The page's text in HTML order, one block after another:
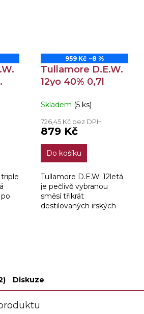
959 Kč –8 %
Tullamore D.E.W.
12yo 40% 0,7l
Skladem (5 ks)
726,45 Kč bez DPH
879 Kč
Do košíku
Tullamore D.E.W. 12letá
je pečlivě vybranou
směsí třikrát
destilovaných irských
Diskuze